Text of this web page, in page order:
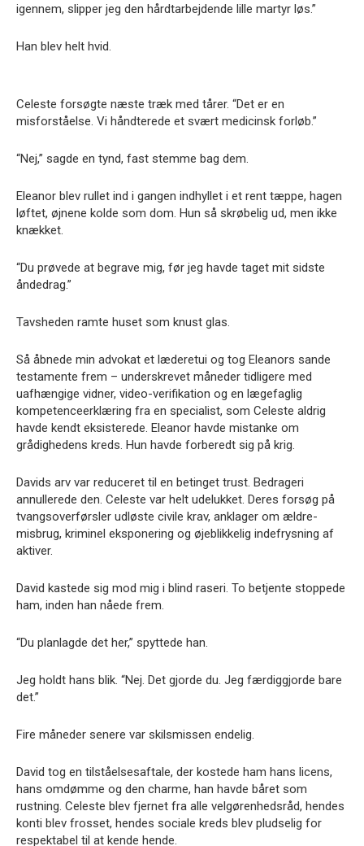
igennem, slipper jeg den hårdtarbejdende lille martyr løs.”
Han blev helt hvid.
Celeste forsøgte næste træk med tårer. “Det er en
misforståelse. Vi håndterede et svært medicinsk forløb.”
“Nej,” sagde en tynd, fast stemme bag dem.
Eleanor blev rullet ind i gangen indhyllet i et rent tæppe, hagen
løftet, øjnene kolde som dom. Hun så skrøbelig ud, men ikke
knækket.
“Du prøvede at begrave mig, før jeg havde taget mit sidste
åndedrag.”
Tavsheden ramte huset som knust glas.
Så åbnede min advokat et læderetui og tog Eleanors sande
testamente frem – underskrevet måneder tidligere med
uafhængige vidner, video-verifikation og en lægefaglig
kompetenceerklæring fra en specialist, som Celeste aldrig
havde kendt eksisterede. Eleanor havde mistanke om
grådighedens kreds. Hun havde forberedt sig på krig.
Davids arv var reduceret til en betinget trust. Bedrageri
annullerede den. Celeste var helt udelukket. Deres forsøg på
tvangsoverførsler udløste civile krav, anklager om ældre-
misbrug, kriminel eksponering og øjeblikkelig indefrysning af
aktiver.
David kastede sig mod mig i blind raseri. To betjente stoppede
ham, inden han nåede frem.
“Du planlagde det her,” spyttede han.
Jeg holdt hans blik. “Nej. Det gjorde du. Jeg færdiggjorde bare
det.”
Fire måneder senere var skilsmissen endelig.
David tog en tilståelsesaftale, der kostede ham hans licens,
hans omdømme og den charme, han havde båret som
rustning. Celeste blev fjernet fra alle velgørenhedsråd, hendes
konti blev frosset, hendes sociale kreds blev pludselig for
respektabel til at kende hende.